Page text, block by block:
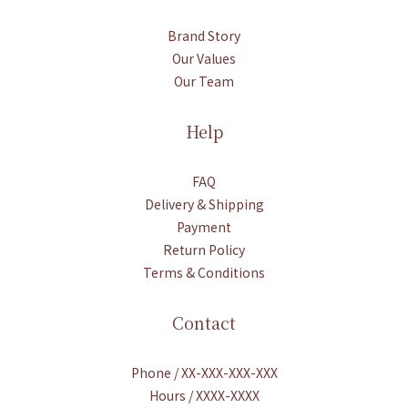
Brand Story
Our Values
Our Team
Help
FAQ
Delivery & Shipping
Payment
Return Policy
Terms & Conditions
Contact
Phone / XX-XXX-XXX-XXX
Hours / XXXX-XXXX